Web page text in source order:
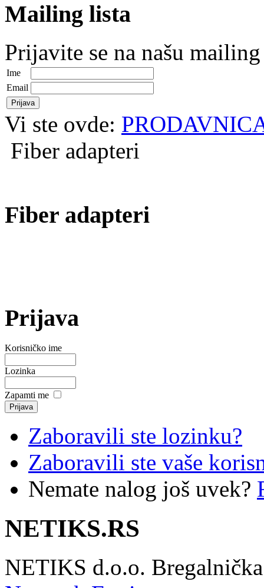
Mailing lista
Prijavite se na našu
Ime
Email
Vi ste ovde:
Fiber adapteri
Fiber adapteri
Prijava
Korisničko ime
Lozinka
Zapamti me
Zaboravili ste lozinku?
Zaboravili ste vaše
Nemate nalog još uvek?
NETIKS.RS
NETIKS d.o.o.